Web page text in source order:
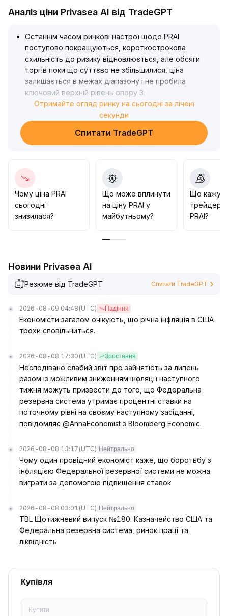
Аналіз ціни Privasea AI від TradeGPT
Останнім часом ринкові настрої щодо PRAI
поступово покращуються, короткострокова
схильність до ризику відновлюється, але обсяги
торгів поки що суттєво не збільшилися, ціна
залишається в межах діапазону і не пробила
ключовий верхній рівень опору 3.
20.
Технічні показники та обсяги потрібно уважно
відстежувати, надмірно агресивно діяти до
підтвердження прориву не рекомендовано
нижче 2
60; якщо надалі обсяги зростуть і ціна подолає
верхній край діапазону, можна поступово
нарощувати позицію, в іншому разі слід своєчасно
фіксувати прибуток або зменшувати лот, старанно
Отримайте огляд ринку на сьогодні за лічені
секунди
Спитати TradeGPT
Чому ціна PRAI
сьогодні
знизилася?
Що може вплинути
на ціну PRAI у
майбутньому?
Що
трейдери
PRAI?
Новини Privasea AI
Резюме від TradeGPT Спитати TradeGPT
2026-08-09 04:48 (UTC) Падіння
Економісти загалом очікують, що річна інфляція в США
трохи сповільниться.
2026-08-08 17:30 (UTC) Зростання
Несподівано слабий звіт про зайнятість за липень
разом із можливим зниженням інфляції наступного
тижня можуть призвести до того, що Федеральна
резервна система утримає процентні ставки на
поточному рівні на своєму наступному засіданні,
повідомляє @AnnaEconomist з Bloomberg Economic.
2026-08-08 13:17 (UTC) Нейтрально
Чому один провідний економіст каже, що боротьбу з
інфляцією Федеральної резервної системи не можна
виграти за допомогою підвищення ставок
2026-08-08 03:01 (UTC) Нейтрально
TBL Щотижневий випуск №180: Казначейство США та
Федеральна резервна система, ринок праці та
ліквідність
Купівля
Купити